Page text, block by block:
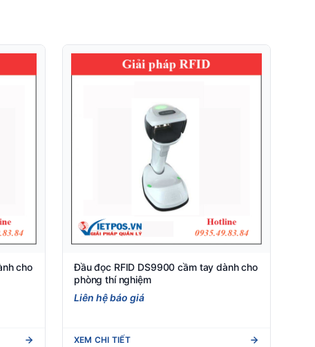
cho
Đầu đọc RFID DS9900 cầm tay dành cho
phòng thí nghiệm
Liên hệ báo giá
XEM CHI TIẾT